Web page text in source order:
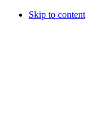
Skip to content